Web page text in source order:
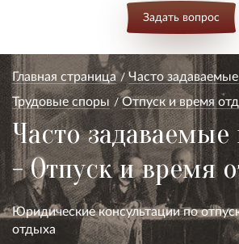
Задать вопрос
Главная страница
Часто
Трудовые споры
Отпуск и время
Часто
- Отпуск и время
Юридические консультации по
отдыха